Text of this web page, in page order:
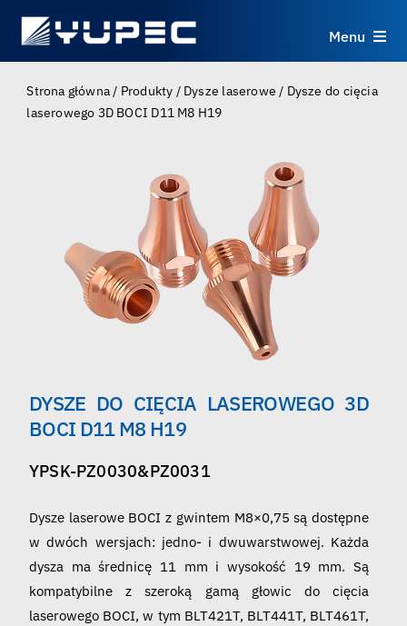
Menu
Produkty
Zastosowania
Zasoby
O nas
Polski
Strona główna/ Produkty / Dysze laserowe / Dysze do cięcia
laserowego 3D BOCI D11 M8 H19
DYSZE DO CIĘCIA LASEROWEGO 3D
BOCI D11 M8 H19
YPSK-PZ0030&PZ0031
Dysze laserowe BOCI z gwintem M8×0,75 są dostępne
w dwóch wersjach: jedno- i dwuwarstwowej. Każda
dysza ma średnicę 11 mm i wysokość 19 mm. Są
kompatybilne z szeroką gamą głowic do cięcia
laserowego BOCI, w tym BLT421T, BLT441T, BLT461T,